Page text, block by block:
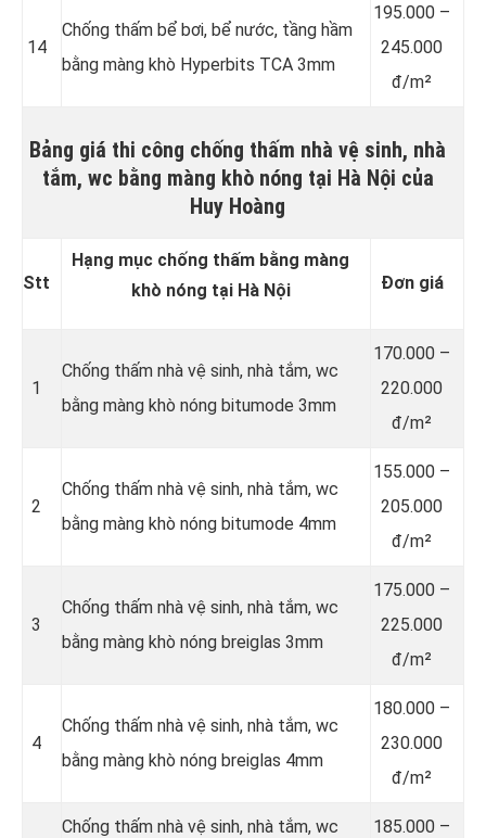
14
Chống thấm bể bơi, bể nước, tầng hầm
bằng màng khò Hyperbits TCA 3mm
195.000 –
245.000
đ/m²
Bảng giá thi công chống thấm nhà vệ sinh, nhà
tắm, wc bằng màng khò nóng tại Hà Nội của
Huy Hoàng
Stt
Hạng mục chống thấm bằng màng
khò nóng tại Hà Nội
Đơn giá
1
Chống thấm nhà vệ sinh, nhà tắm, wc
bằng màng khò nóng bitumode 3mm
170.000 –
220.000
đ/m²
2
Chống thấm nhà vệ sinh, nhà tắm, wc
bằng màng khò nóng bitumode 4mm
155.000 –
205.000
đ/m²
3
Chống thấm nhà vệ sinh, nhà tắm, wc
bằng màng khò nóng breiglas 3mm
175.000 –
225.000
đ/m²
4
Chống thấm nhà vệ sinh, nhà tắm, wc
bằng màng khò nóng breiglas 4mm
180.000 –
230.000
đ/m²
Chống thấm nhà vệ sinh, nhà tắm, wc
185.000 –